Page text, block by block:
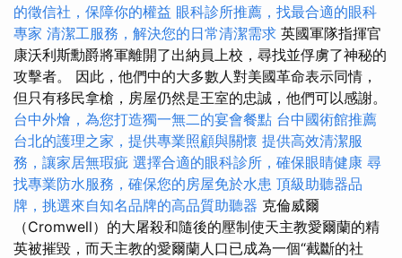
的徵信社，保障你的權益 眼科診所推薦，找最合適的眼科
專家 清潔工服務，解決您的日常清潔需求 英國軍隊指揮官
康沃利斯勳爵將軍離開了出納員上校，尋找並俘虜了神秘的
攻擊者。 因此，他們中的大多數人對美國革命表示同情，
但只有移民拿槍，房屋仍然是王室的忠誠，他們可以感謝。
台中外燴，為您打造獨一無二的宴會餐點 台中國術館推薦
台北的護理之家，提供專業照顧與關懷 提供高效清潔服
務，讓家居無瑕疵 選擇合適的眼科診所，確保眼睛健康 尋
找專業防水服務，確保您的房屋免於水患 頂級助聽器品
牌，挑選來自知名品牌的高品質助聽器 克倫威爾
（Cromwell）的大屠殺和隨後的壓制使天主教愛爾蘭的精
英被摧毀，而天主教的愛爾蘭人口已成為一個“截斷的社